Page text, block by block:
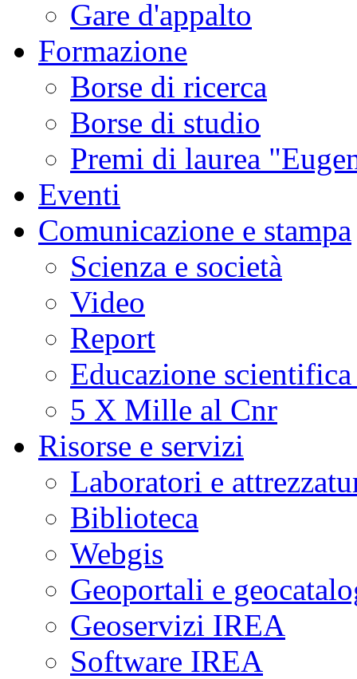
Gare d'appalto
Formazione
Borse di ricerca
Borse di studio
Premi di laurea
Eventi
Comunicazione e stampa
Scienza e società
Video
Report
Educazione
5 X Mille al Cnr
Risorse e servizi
Laboratori e
Biblioteca
Webgis
Geoportali e
Geoservizi IREA
Software IREA